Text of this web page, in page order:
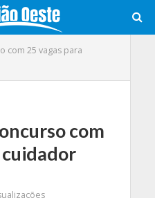
com 25 vagas para
com
cuidador